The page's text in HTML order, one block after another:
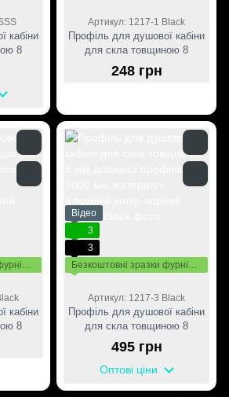
кабіни
8
3000
Артикул: 1217-1 Black
Профіль для душової кабіни
для скла товщиною 8
мм,довжина профілю 1000
мм,материал-алюміній,колір-
248 грн
кабіни
8
2000
Відео
3
3
Артикул: 1217-3 Black
Профіль для душової кабіни
для скла товщиною 8
мм,довжина профілю 3000
мм,материал-алюміній,колір-
чорний
495 грн
Оптові ціни